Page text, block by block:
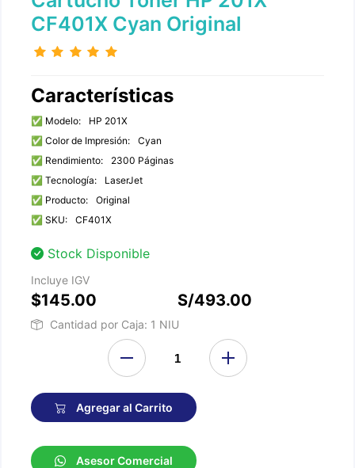
CF401X Cyan Original
Características
✅ Modelo:
HP 201X
✅ Color de Impresión:
Cyan
✅ Rendimiento:
2300 Páginas
✅ Tecnología:
LaserJet
✅ Producto:
Original
✅ SKU:
CF401X
Stock Disponible
Incluye IGV
$145.00 S/493.00
Cantidad por Caja: 1 NIU
Agregar al Carrito
Asesor Comercial